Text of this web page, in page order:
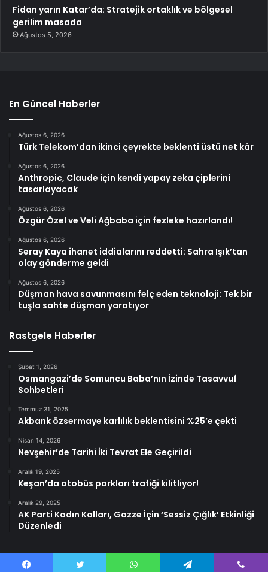
Fidan yarın Katar’da: Stratejik ortaklık ve bölgesel
gerilim masada
Ağustos 5, 2026
En Güncel Haberler
Ağustos 6, 2026
Türk Telekom’dan ikinci çeyrekte beklenti üstü net kâr
Ağustos 6, 2026
Anthropic, Claude için kendi yapay zeka çiplerini
tasarlayacak
Ağustos 6, 2026
Özgür Özel ve Veli Ağbaba için fezleke hazırlandı!
Ağustos 6, 2026
Seray Kaya ihanet iddialarını reddetti: Sahra Işık’tan
olay gönderme geldi
Ağustos 6, 2026
Düşman hava savunmasını felç eden teknoloji: Tek bir
tuşla sahte düşman yaratıyor
Rastgele Haberler
Şubat 1, 2026
Osmangazi’de Somuncu Baba’nın İzinde Tasavvuf
Sohbetleri
Temmuz 31, 2025
Akbank özsermaye karlılık beklentisini %25’e çekti
Nisan 14, 2026
Nevşehir’de Tarihi İki Tevrat Ele Geçirildi
Aralık 19, 2025
Keşan’da otobüs parkları trafiği kilitliyor!
Aralık 29, 2025
AK Parti Kadın Kolları, Gazze İçin ‘Sessiz Çığlık’ Etkinliği
Düzenledi